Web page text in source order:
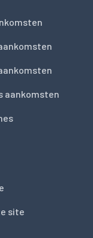
aankomsten
site